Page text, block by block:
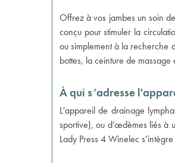
Offrez à vos jambes un soin
conçu pour stimuler la
ou simplement à la recherche
bottes, la ceinture de massage
À qui s’adresse
L'appareil de drainage
sportive), ou d’œdèmes liés à
Lady Press 4 Winelec